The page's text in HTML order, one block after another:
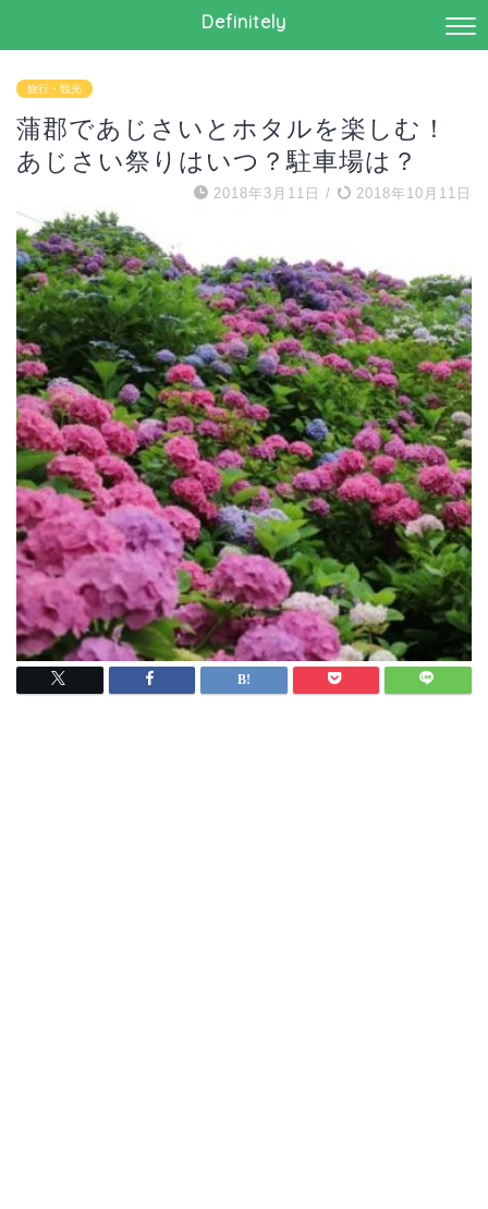
Definitely
旅行・観光
蒲郡であじさいとホタルを楽しむ！
あじさい祭りはいつ？駐車場は？
2018年3月11日 / 2018年10月11日